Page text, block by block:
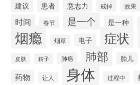
建议 患者 意志力 戒掉 效果
时间 春节 是一个 是一种
烟瘾 烟草 电子 症状
皮肤 精子 肺癌 肺部 胎儿
药物 让人 身体 过程中